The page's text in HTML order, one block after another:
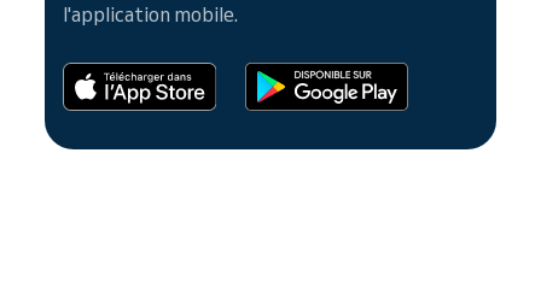
l'application mobile.